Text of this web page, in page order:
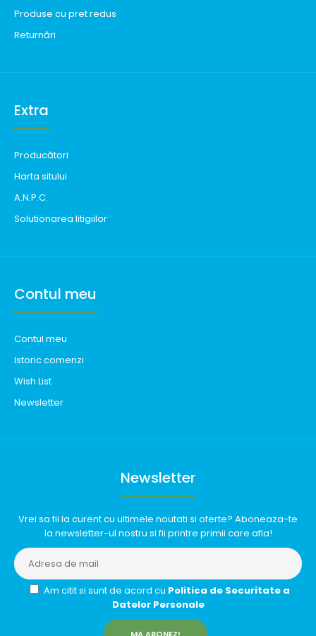
Produse cu pret redus
Returnări
Extra
Producători
Harta sitului
A.N.P.C.
Solutionarea litigiilor
Contul meu
Contul meu
Istoric comenzi
Wish List
Newsletter
Newsletter
Vrei sa fii la curent cu ultimele noutati si oferte? Aboneaza-te
la newsletter-ul nostru si fii printre primii care afla!
Am citit si sunt de acord cu Politica de Securitate a
Datelor Personale
MA ABONEZ!